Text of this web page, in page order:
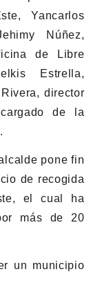
Yancarlos
Núñez,
de Libre
Estrella,
director
de la
pone fin
de recogida
el cual ha
más de 20
un municipio